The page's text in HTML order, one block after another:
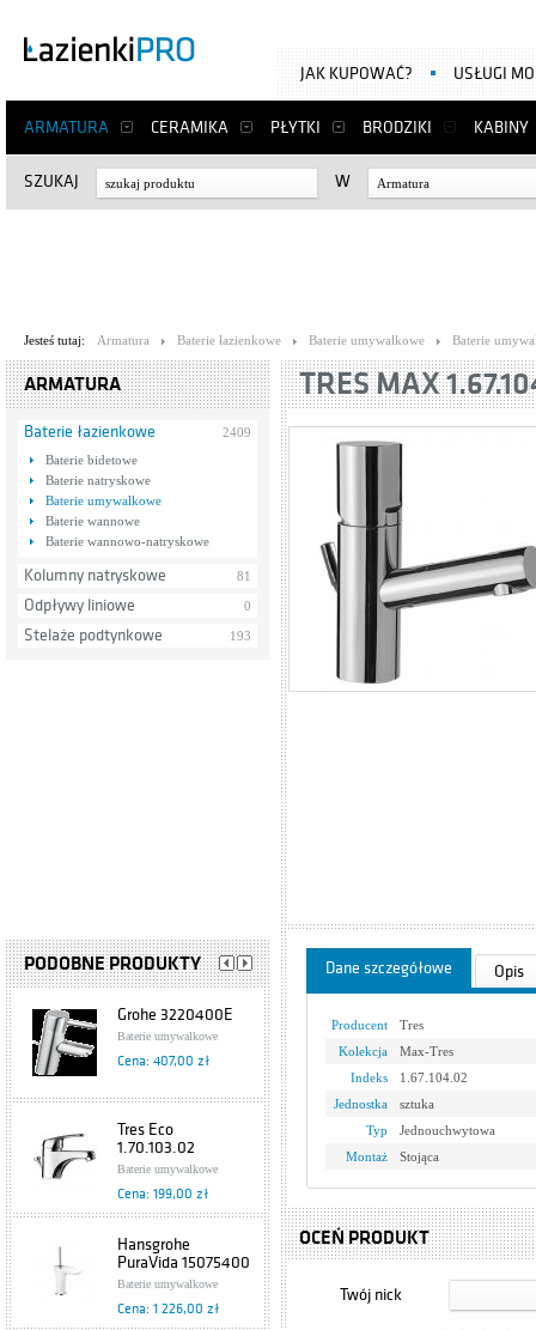
ARMATURA CERAMIKA PŁYTKI BRODZIKI KABINY
JAK KUPOWAĆ? USŁUGI
SZUKAJ W Armatura
Jesteś tutaj: Armatura Baterie łazienkowe Baterie umywalkowe Baterie
ARMATURA
Baterie łazienkowe
2409
Baterie bidetowe
Baterie natryskowe
Baterie umywalkowe
Baterie wannowe
Baterie wannowo-natryskowe
Kolumny natryskowe 81
Odpływy liniowe 0
Stelaże podtynkowe 193
PODOBNE PRODUKTY
Grohe 3220400E
Baterie umywalkowe
Cena: 407,00 zł
Tres Eco
1.70.103.02
Baterie umywalkowe
Cena: 199,00 zł
Hansgrohe
PuraVida 15075400
Baterie umywalkowe
Cena: 1 226,00 zł
TRES MAX
Dane szczegółowe Opis
Producent
Tres
Kolekcja
Max-Tres
Indeks
1.67.104.02
Jednostka
sztuka
Typ
Jednouchwytowa
Montaż
Stojąca
OCEŃ PRODUKT
Twój nick